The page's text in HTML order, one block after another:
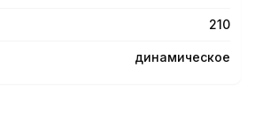
210
динамическое